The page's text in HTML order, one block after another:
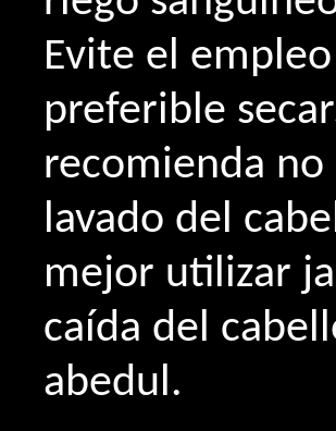
Evite el
preferible
recomienda no
lavado del
mejor utilizar
caída del
abedul.